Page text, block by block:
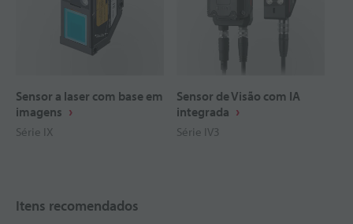
Sensor a laser com base em
imagens
Série IX
Sensor de Visão com IA
integrada
Série IV3
Itens recomendados